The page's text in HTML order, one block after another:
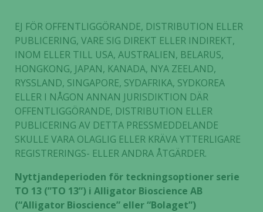
EJ FÖR OFFENTLIGGÖRANDE, DISTRIBUTION ELLER
PUBLICERING, VARE SIG DIREKT ELLER INDIREKT,
INOM ELLER TILL USA, AUSTRALIEN, BELARUS,
HONGKONG, JAPAN, KANADA, NYA ZEELAND,
RYSSLAND, SINGAPORE, SYDAFRIKA, SYDKOREA
ELLER I NÅGON ANNAN JURISDIKTION DÄR
OFFENTLIGGÖRANDE, DISTRIBUTION ELLER
PUBLICERING AV DETTA PRESSMEDDELANDE
SKULLE VARA OLAGLIG ELLER KRÄVA YTTERLIGARE
REGISTRERINGS- ELLER ANDRA ÅTGÄRDER.
Nyttjandeperioden för teckningsoptioner serie
TO 13 (”TO 13”) i Alligator Bioscience AB
(“Alligator Bioscience” eller “Bolaget”)